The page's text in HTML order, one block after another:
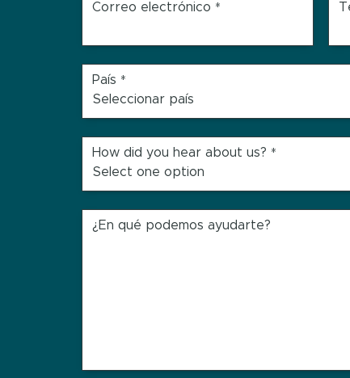
Correo electrónico *
País *
How did you hear about us? *
¿En qué podemos ayudarte?